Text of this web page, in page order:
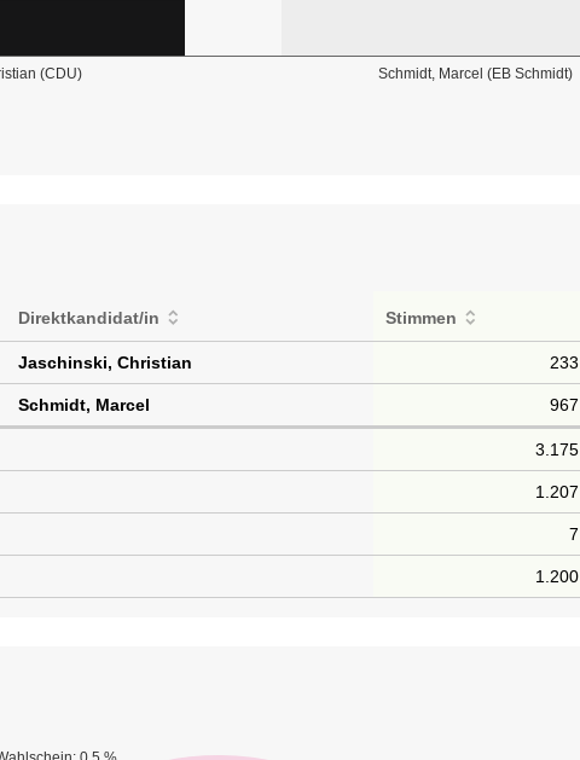
(CDU) Schmidt, Marcel (EB Schmidt)
Direktkandidat/in Stimmen
Jaschinski, Christian 233
Schmidt, Marcel 967
3.175
1.207
7
1.200